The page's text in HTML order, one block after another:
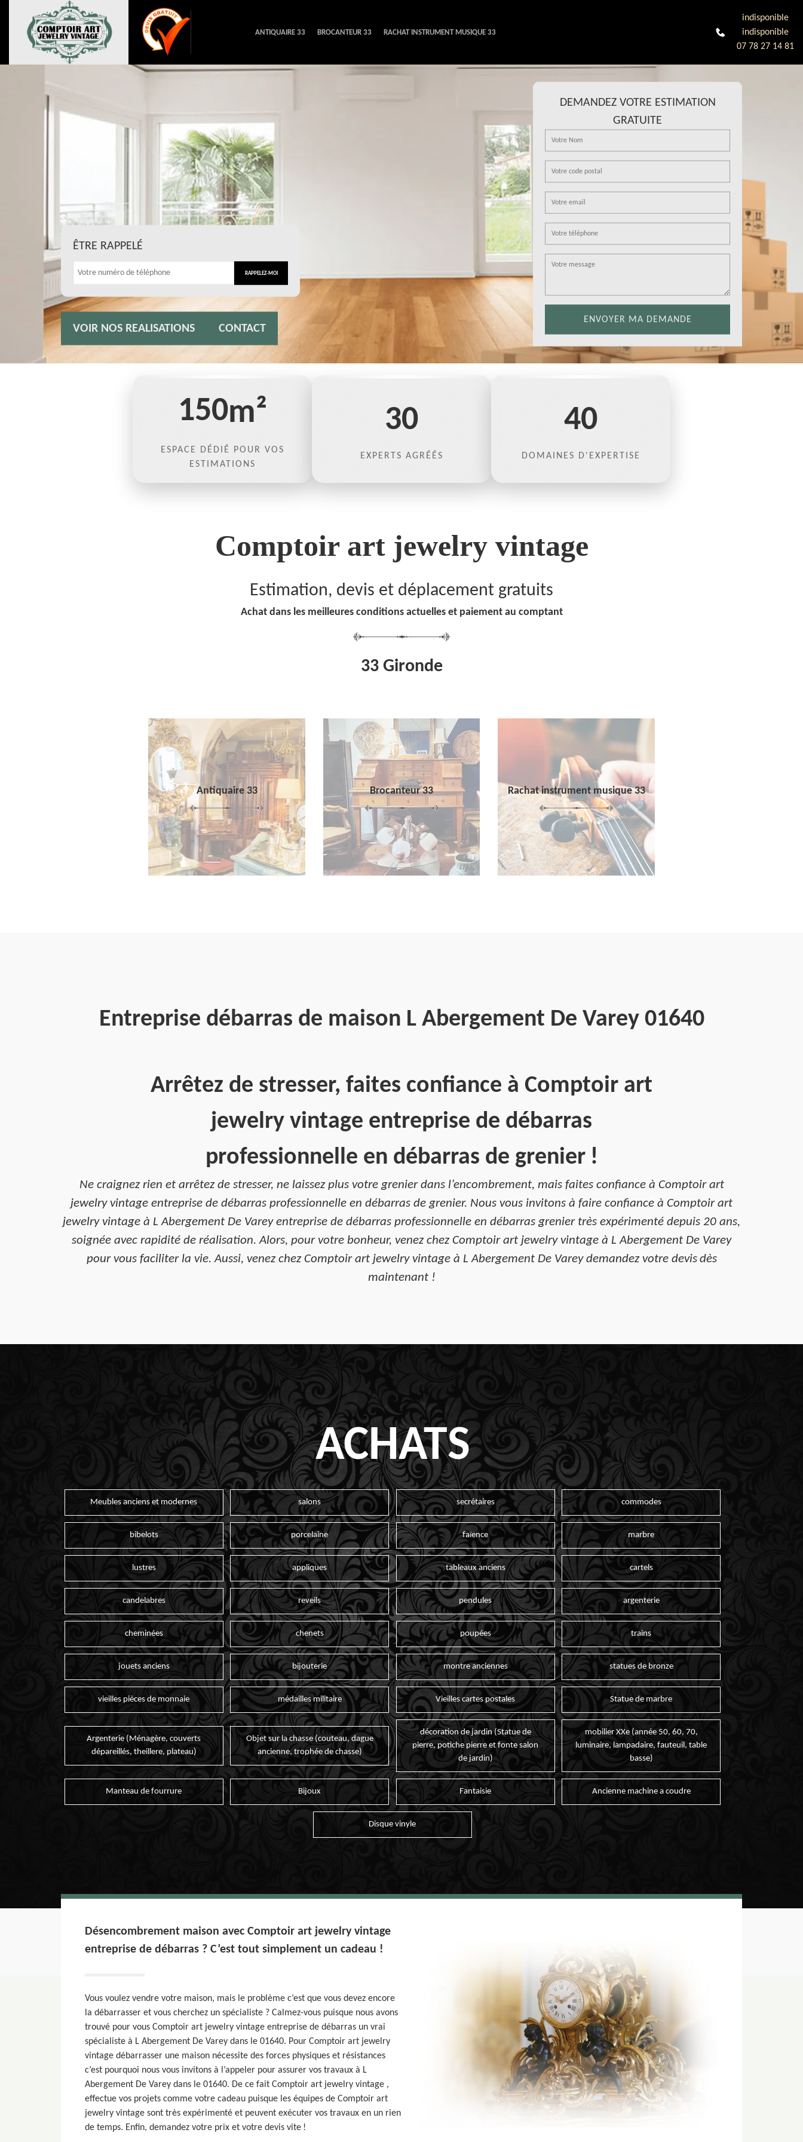
ANTIQUAIRE 33 BROCANTEUR 33 RACHAT INSTRUMENT MUSIQUE 33
indisponible
indisponible
07 78 27 14 81
ÊTRE RAPPELÉ
VOIR NOS REALISATIONS CONTACT
DEMANDEZ VOTRE ESTIMATION
GRATUITE
150m²
ESPACE DÉDIÉ POUR VOS
ESTIMATIONS
30
EXPERTS AGRÉÉS
40
DOMAINES D'EXPERTISE
Comptoir art jewelry vintage
Estimation, devis et déplacement gratuits
Achat dans les meilleures conditions actuelles et paiement au comptant
33 Gironde
Antiquaire 33 Brocanteur 33 Rachat instrument musique 33
Entreprise débarras de maison L Abergement De Varey 01640
Arrêtez de stresser, faites confiance à Comptoir art
jewelry vintage entreprise de débarras
professionnelle en débarras de grenier !
Ne craignez rien et arrêtez de stresser, ne laissez plus votre grenier dans l’encombrement, mais faites confiance à Comptoir art
jewelry vintage entreprise de débarras professionnelle en débarras de grenier. Nous vous invitons à faire confiance à Comptoir art
jewelry vintage à L Abergement De Varey entreprise de débarras professionnelle en débarras grenier très expérimenté depuis 20 ans,
soignée avec rapidité de réalisation. Alors, pour votre bonheur, venez chez Comptoir art jewelry vintage à L Abergement De Varey
pour vous faciliter la vie. Aussi, venez chez Comptoir art jewelry vintage à L Abergement De Varey demandez votre devis dès
maintenant !
ACHATS
Meubles anciens et modernes salons secrétaires commodes
bibelots porcelaine faïence marbre
lustres appliques tableaux anciens cartels
candelabres reveils pendules argenterie
cheminées chenets poupées trains
jouets anciens bijouterie montre anciennes statues de bronze
vieilles pièces de monnaie médailles militaire Vieilles cartes postales Statue de marbre
Argenterie (Ménagère, couverts
dépareillés, theillere, plateau)
Objet sur la chasse (couteau, dague
ancienne, trophée de chasse)
décoration de jardin (Statue de
pierre, potiche pierre et fonte salon
de jardin)
mobilier XXe (année 50, 60, 70,
luminaire, lampadaire, fauteuil, table
basse)
Manteau de fourrure Bijoux Fantaisie Ancienne machine a coudre
Disque vinyle
Désencombrement maison avec Comptoir art jewelry vintage
entreprise de débarras ? C’est tout simplement un cadeau !
Vous voulez vendre votre maison, mais le problème c’est que vous devez encore
la débarrasser et vous cherchez un spécialiste ? Calmez-vous puisque nous avons
trouvé pour vous Comptoir art jewelry vintage entreprise de débarras un vrai
spécialiste à L Abergement De Varey dans le 01640. Pour Comptoir art jewelry
vintage débarrasser une maison nécessite des forces physiques et résistances
c’est pourquoi nous vous invitons à l’appeler pour assurer vos travaux à L
Abergement De Varey dans le 01640. De ce fait Comptoir art jewelry vintage ,
effectue vos projets comme votre cadeau puisque les équipes de Comptoir art
jewelry vintage sont très expérimenté et peuvent exécuter vos travaux en un rien
de temps. Enfin, demandez votre prix et votre devis vite !